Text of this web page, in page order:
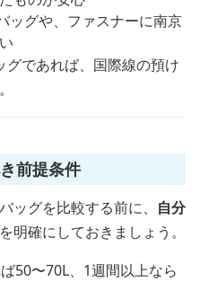
ッグや、ファスナーに南京
グであれば、国際線の預け
前提条件
ッグを比較する前に、 自分
を明確にしておきましょう。
50〜70L、1週間以上なら